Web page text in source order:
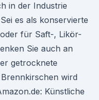
in der Industrie
es als konservierte
für Saft-, Likör-
Sie auch an
getrocknete
wird
Künstliche